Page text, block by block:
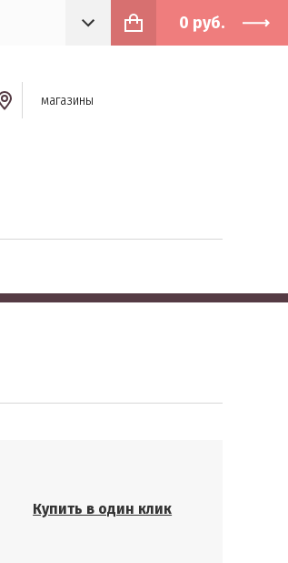
0 руб.
магазины
Купить в один клик